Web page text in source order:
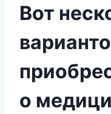
Вот
о